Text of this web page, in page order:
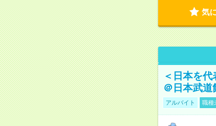
気
＜日本を
＠日本武道
アルバイト 職種